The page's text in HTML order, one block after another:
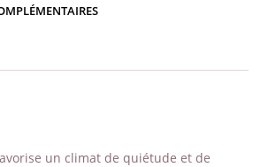
un climat de quiétude et de